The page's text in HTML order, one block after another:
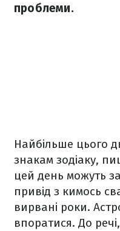
проблеми.
Найбільше цього
знакам зодіаку,
цей день можуть
привід з кимось
вирвані роки.
впоратися. До